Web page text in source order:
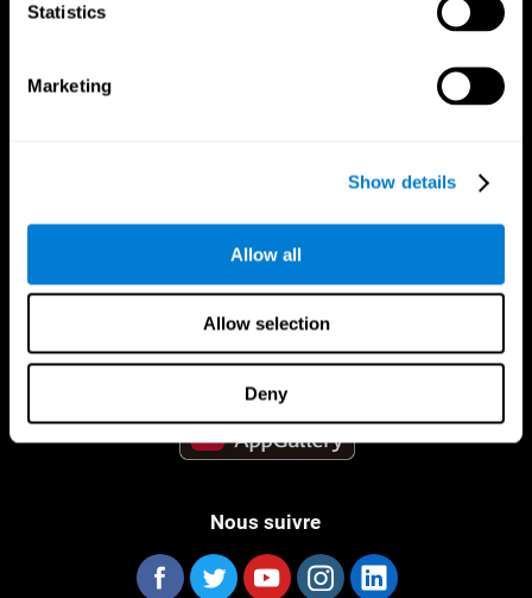
Statistics
Marketing
Show details
Allow all
Allow selection
Deny
App CogniFit
Nous suivre